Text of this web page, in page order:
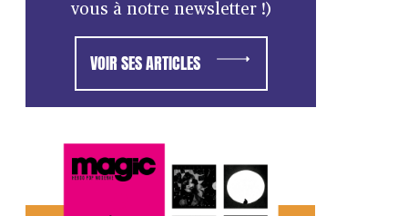
vous à notre newsletter !)
VOIR SES ARTICLES